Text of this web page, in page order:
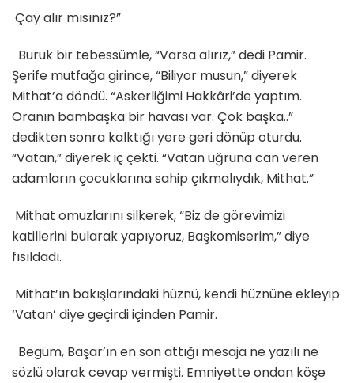
Çay alır mısınız?”
Buruk bir tebessümle, “Varsa alırız,” dedi Pamir.
Şerife mutfağa girince, “Biliyor musun,” diyerek
Mithat’a döndü. “Askerliğimi Hakkâri’de yaptım.
Oranın bambaşka bir havası var. Çok başka..”
dedikten sonra kalktığı yere geri dönüp oturdu.
“Vatan,” diyerek iç çekti. “Vatan uğruna can veren
adamların çocuklarına sahip çıkmalıydık, Mithat.”
Mithat omuzlarını silkerek, “Biz de görevimizi
katillerini bularak yapıyoruz, Başkomiserim,” diye
fısıldadı.
Mithat’ın bakışlarındaki hüznü, kendi hüznüne ekleyip
‘Vatan’ diye geçirdi içinden Pamir.
Begüm, Başar’ın en son attığı mesaja ne yazılı ne
sözlü olarak cevap vermişti. Emniyette ondan köşe